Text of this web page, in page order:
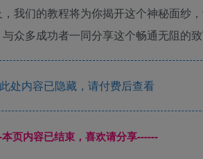
我们的教程将为你揭开这个神秘面纱
众多成功者一同分享这个畅通无阻的
此处内容已隐藏，请付费后查看
页内容已结束，喜欢请分享------